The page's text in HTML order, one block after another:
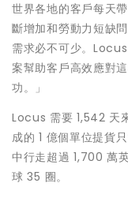
世界各地的客戶每天
斷增加和勞動力短缺
需求必不可少。
案幫助客戶高效應對
功。」
Locus 需要 1,542 天
成的 1 億個單位提貨
中行走超過 1,700 萬
球 35 圈。